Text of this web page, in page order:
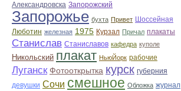
Александровска Запорожский
Запорожье бухта Привет Шоссейная
Люботин железная 1975 Курзал Причал плакаты
Станислав Станиславов кафедра куполе
Никольский плакат НьюЙорк рабочие
Луганск Фотооткрытка курск губерния
девушки Сочи смешное Обложка журнал